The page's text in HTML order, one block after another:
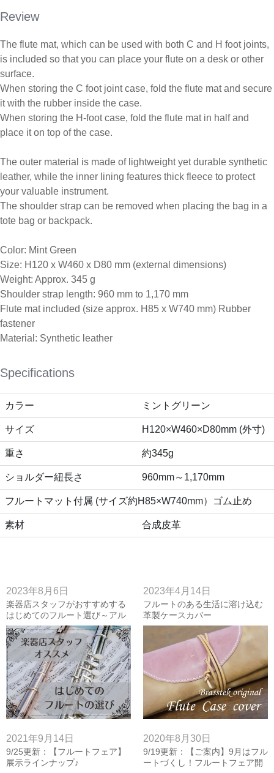
Review
The flute mat, which can be used with both C and H foot joints,
is included so that you can place your flute on a desk or other
surface.
When storing the C foot joint case, fold the flute mat and secure
it with the rubber inside the case.
When storing the H-foot case, fold the flute mat in half and
place it on top of the case.
The outer material is made of lightweight yet durable synthetic
leather, while the inner lining features thick fleece to protect
your valuable instrument.
The shoulder strap can be removed when placing the bag in a
tote bag or backpack.
Color: Mint Green
Size: H120 x W460 x D80 mm (external dimensions)
Weight: Approx. 345 g
Shoulder strap length: 960 mm to 1,170 mm
Flute mat included (size approx. H85 x W740 mm) Rubber
fastener
Material: Synthetic leather
Specifications
カラー ミントグリーン
サイズ H120×W460×D80mm (外寸)
重さ 約345g
ショルダー紐長さ 960mm～1,170mm
フルートマット付属 (サイズ約H85×W740mm）ゴム止め
素材 合成皮革
2023年8月6日
楽器店スタッフがおすすめする
はじめてのフルート選び～アル
タス・ムラマツ・ヤマハ・ミヤ
ザワ・サンキョウ・パール～
2023年4月14日
フルートのある生活に溶け込む
革製ケースカバー
2021年9月14日
9/25更新：【フルートフェア】
展示ラインナップ♪
2020年8月30日
9/19更新：【ご案内】9月はフル
ートづくし！フルートフェア開